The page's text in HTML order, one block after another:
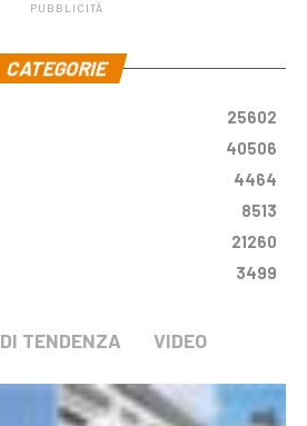
PUBBLICITÀ
CATEGORIE
25602
40506
4464
8513
21260
3499
DI TENDENZA VIDEO